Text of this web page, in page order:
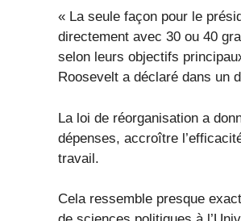
« La seule façon pour le
directement avec 30 ou 40
selon leurs objectifs
Roosevelt a déclaré dans un
La loi de réorganisation a
dépenses, accroître
travail.
Cela ressemble presque